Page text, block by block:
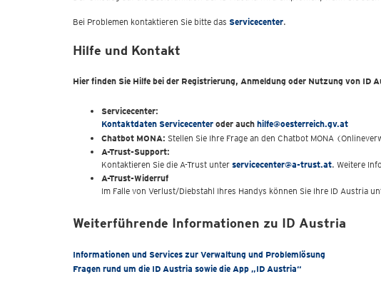
Bei Problemen kontaktieren Sie bitte das Servicecenter.
Hilfe und Kontakt
Hier finden Sie Hilfe bei der Registrierung, Anmeldung oder Nutzung von ID
Servicecenter:
Kontaktdaten Servicecenter oder auch hilfe@oesterreich.gv.at
Chatbot MONA: Stellen Sie Ihre Frage an den Chatbot MONA
A-Trust-Support:
Kontaktieren Sie die A-Trust unter servicecenter@a-trust.at. Weitere
A-Trust-Widerruf
Im Falle von Verlust/Diebstahl Ihres Handys können Sie Ihre ID Austria
Weiterführende Informationen zu ID Austria
Informationen und Services zur Verwaltung und Problemlösung
Fragen rund um die ID Austria sowie die App „ID Austria“